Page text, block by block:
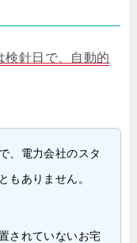
検針日で、自動的
、電力会社のスタ
もありません。
されていないお宅